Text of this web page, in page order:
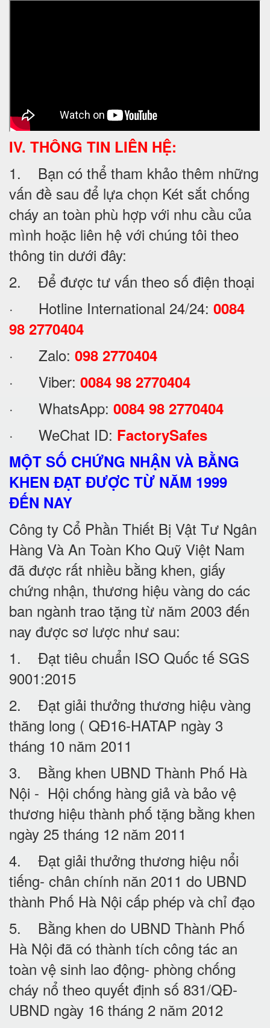
IV. THÔNG TIN LIÊN HỆ:
1. Bạn có thể tham khảo thêm những
vấn đề sau để lựa chọn Két sắt chống
cháy an toàn phù hợp với nhu cầu của
mình hoặc liên hệ với chúng tôi theo
thông tin dưới đây:
2. Để được tư vấn theo số điện thoại
· Hotline International 24/24: 0084
98 2770404
· Zalo: 098 2770404
· Viber: 0084 98 2770404
· WhatsApp: 0084 98 2770404
· WeChat ID: FactorySafes
MỘT SỐ CHỨNG NHẬN VÀ BẰNG
KHEN ĐẠT ĐƯỢC TỪ NĂM 1999
ĐẾN NAY
Công ty Cổ Phần Thiết Bị Vật Tư Ngân
Hàng Và An Toàn Kho Quỹ Việt Nam
đã được rất nhiều bằng khen, giấy
chứng nhận, thương hiệu vàng do các
ban ngành trao tặng từ năm 2003 đến
nay được sơ lược như sau:
1. Đạt tiêu chuẩn ISO Quốc tế SGS
9001:2015
2. Đạt giải thưởng thương hiệu vàng
thăng long ( QĐ16-HATAP ngày 3
tháng 10 năm 2011
3. Bằng khen UBND Thành Phố Hà
Nội - Hội chống hàng giả và bảo vệ
thương hiệu thành phố tặng bằng khen
ngày 25 tháng 12 năm 2011
4. Đạt giải thưởng thương hiệu nổi
tiếng- chân chính năn 2011 do UBND
thành Phố Hà Nội cấp phép và chỉ đạo
5. Bằng khen do UBND Thành Phố
Hà Nội đã có thành tích công tác an
toàn vệ sinh lao động- phòng chống
cháy nổ theo quyết định số 831/QĐ-
UBND ngày 16 tháng 2 năm 2012